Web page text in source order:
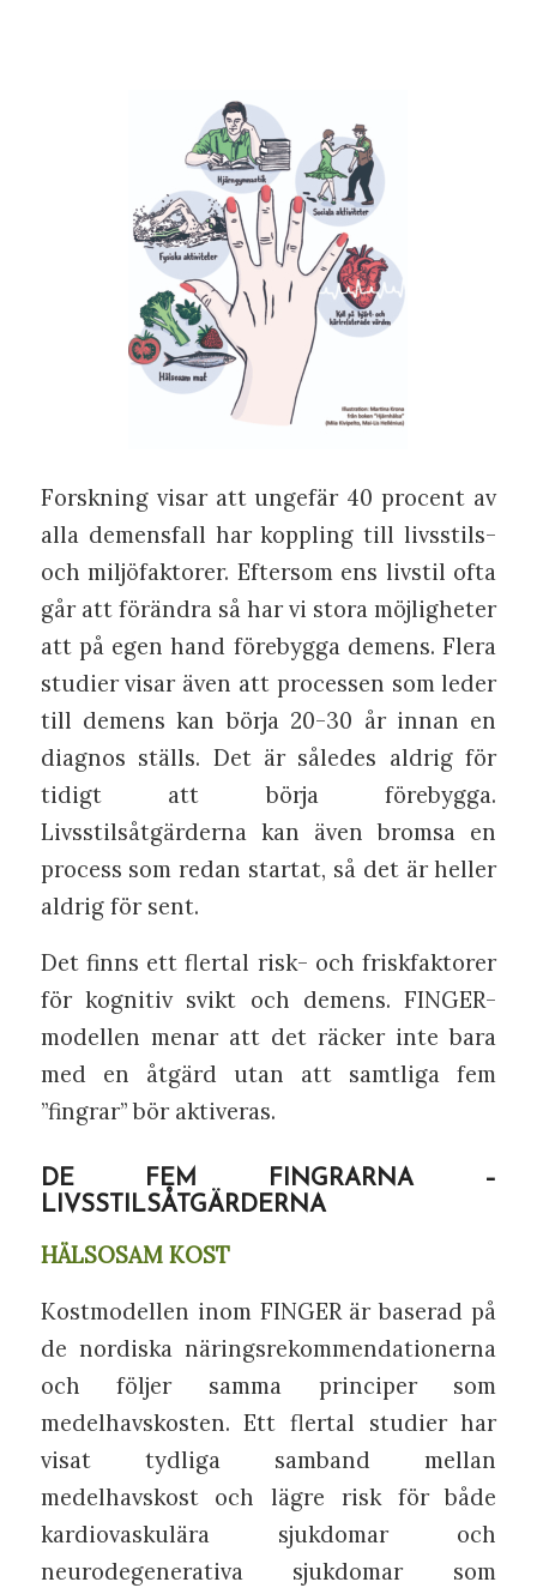
Forskning visar att ungefär 40 procent av
alla demensfall har koppling till livsstils-
och miljöfaktorer. Eftersom ens livstil ofta
går att förändra så har vi stora möjligheter
att på egen hand förebygga demens. Flera
studier visar även att processen som leder
till demens kan börja 20-30 år innan en
diagnos ställs. Det är således aldrig för
tidigt att börja förebygga.
Livsstilsåtgärderna kan även bromsa en
process som redan startat, så det är heller
aldrig för sent.
Det finns ett flertal risk- och friskfaktorer
för kognitiv svikt och demens. FINGER-
modellen menar att det räcker inte bara
med en åtgärd utan att samtliga fem
”fingrar” bör aktiveras.
DE FEM FINGRARNA –
LIVSSTILSÅTGÄRDERNA
HÄLSOSAM KOST
Kostmodellen inom FINGER är baserad på
de nordiska näringsrekommendationerna
och följer samma principer som
medelhavskosten. Ett flertal studier har
visat tydliga samband mellan
medelhavskost och lägre risk för både
kardiovaskulära sjukdomar och
neurodegenerativa sjukdomar som